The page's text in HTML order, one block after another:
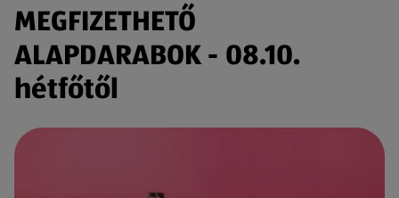
MEGFIZETHETŐ
ALAPDARABOK - 08.10.
hétfőtől